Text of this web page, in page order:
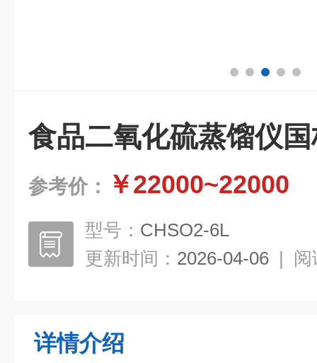
食品二氧化硫蒸馏仪
参考价： ￥22000~22000
型号： CHSO2-6L
更新时间： 2026-04-06 | 阅
详情介绍